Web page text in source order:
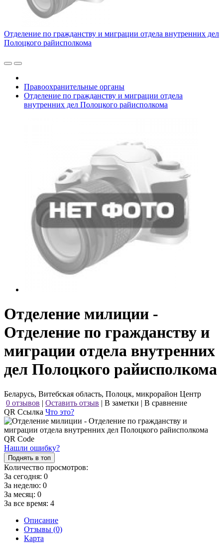
Отделение по гражданству и миграции отдела внутренних дел
Полоцкого райисполкома
Правоохранительные органы
Отделение по гражданству и миграции отдела
внутренних дел Полоцкого райисполкома
Отделение милиции -
Отделение по гражданству и
миграции отдела внутренних
дел Полоцкого райисполкома
Беларусь, Витебская область, Полоцк, микрорайон Центр
0 отзывов | Оставить отзыв | В заметки | В сравнение
QR Ссылка Что это?
Нашли ошибку?
Поднять в топ
Количество просмотров:
За сегодня: 0
За неделю: 0
За месяц: 0
За все время: 4
Описание
Отзывы (0)
Карта